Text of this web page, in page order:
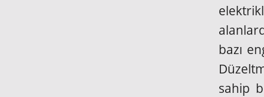
bazı
sahip